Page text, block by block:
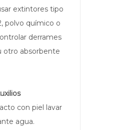
extintores tipo
polvo químico o
derrames
otro absorbente
con piel lavar
agua.